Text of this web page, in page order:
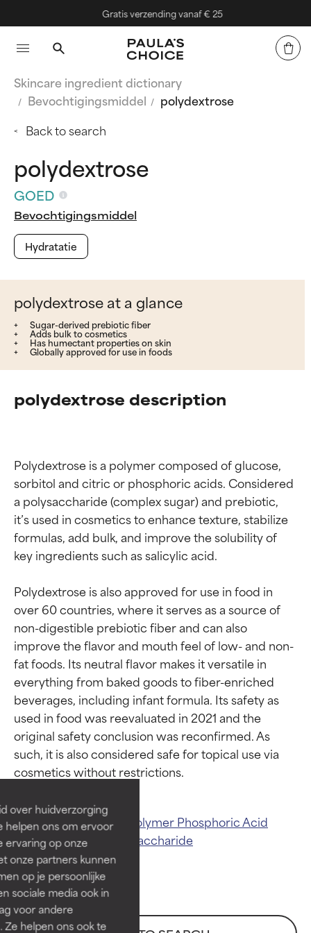
over huidverzorging
helpen ons om ervoor
ervaring op onze
onze partners kunnen
op je persoonlijke
sociale media ook in
voor andere
helpen ons ook te
Gratis verzending vanaf € 25
Skincare ingredient dictionary
Bevochtigingsmiddel
polydextrose
Back to search
polydextrose
GOED
Bevochtigingsmiddel
Hydratatie
polydextrose at a glance
Sugar-derived prebiotic fiber
Adds bulk to cosmetics
Has humectant properties on skin
Globally approved for use in foods
polydextrose description
Polydextrose is a polymer composed of glucose,
sorbitol and citric or phosphoric acids. Considered
a polysaccharide (complex sugar) and prebiotic,
it’s used in cosmetics to enhance texture, stabilize
formulas, add bulk, and improve the solubility of
key ingredients such as salicylic acid.
Polydextrose is also approved for use in food in
over 60 countries, where it serves as a source of
non-digestible prebiotic fiber and can also
improve the flavor and mouth feel of low- and non-
fat foods. Its neutral flavor makes it versatile in
everything from baked goods to fiber-enriched
beverages, including infant formula. Its safety as
used in food was reevaluated in 2021 and the
original safety conclusion was reconfirmed. As
such, it is also considered safe for topical use via
Related ingredients: PolymerPhosphoric Acid
SorbitolGlucose Polysaccharide
Beoordelingen van
ingrediënten
Bewezen en ondersteund door
onafhankelijk onderzoek.
Uitstekend actief ingrediënt
voor de meeste huidtypen of
huidproblemen.
GOED
Noodzakelijk om de textuur,
Beoordelingen van
ingrediënten
Bewezen en ondersteund door
onafhankelijk onderzoek.
Uitstekend actief ingrediënt
voor de meeste huidtypen of
huidproblemen.
GOED
Noodzakelijk om de textuur,